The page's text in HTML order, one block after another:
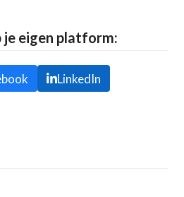
je eigen platform:
LinkedIn